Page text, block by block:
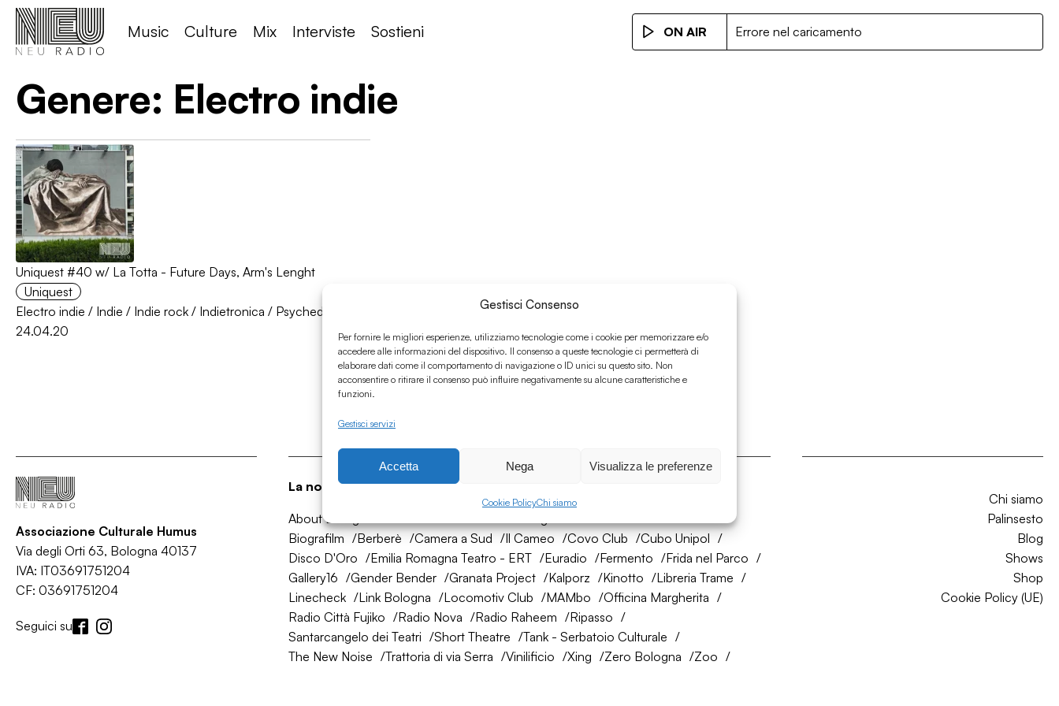
Gestisci Consenso
Per fornire le migliori esperienze, utilizziamo tecnologie come i cookie per memorizzare e/o
accedere alle informazioni del dispositivo. Il consenso a queste tecnologie ci permetterà di
elaborare dati come il comportamento di navigazione o ID unici su questo sito. Non
acconsentire o ritirare il consenso può influire negativamente su alcune caratteristiche e
funzioni.
Gestisci servizi
Accetta Nega Visualizza le preferenze
Cookie PolicyChi siamo
Music Culture Mix Interviste Sostieni ON AIR Errore nel caricamento
Genere: Electro indie
Uniquest #40 w/ La Totta - Future Days, Arm's Lenght
Uniquest
Electro indie / Indie / Indie rock / Indietronica / Psychedelic rock
24.04.20
Associazione Culturale Humus
Via degli Orti 63, Bologna 40137
IVA: IT03691751204
CF: 03691751204
Seguici su
La nostra rete di amici
About Bologna
Biografilm
Berberè Camera a Sud Il Cameo Covo Club
Cubo Unipol
Disco D'Oro
Emilia Romagna Teatro - ERT Euradio Fermento
Frida nel Parco
Gallery16
Gender Bender Granata Project Kalporz Kinotto
Libreria Trame
Linecheck
Link Bologna Locomotiv Club MAMbo
Officina Margherita
Radio Città Fujiko
Radio Nova Radio Raheem
Ripasso
Santarcangelo dei Teatri
Short Theatre
Tank - Serbatoio Culturale
The New Noise
Trattoria di via Serra Vinilificio Xing Zero Bologna Zoo
Chi siamo
Palinsesto
Blog
Shows
Shop
Cookie Policy (UE)